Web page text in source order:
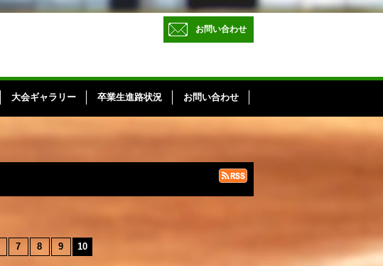
お問い合わせ
大会ギャラリー 卒業生進路状況 お問い合わせ
7 8 9 10